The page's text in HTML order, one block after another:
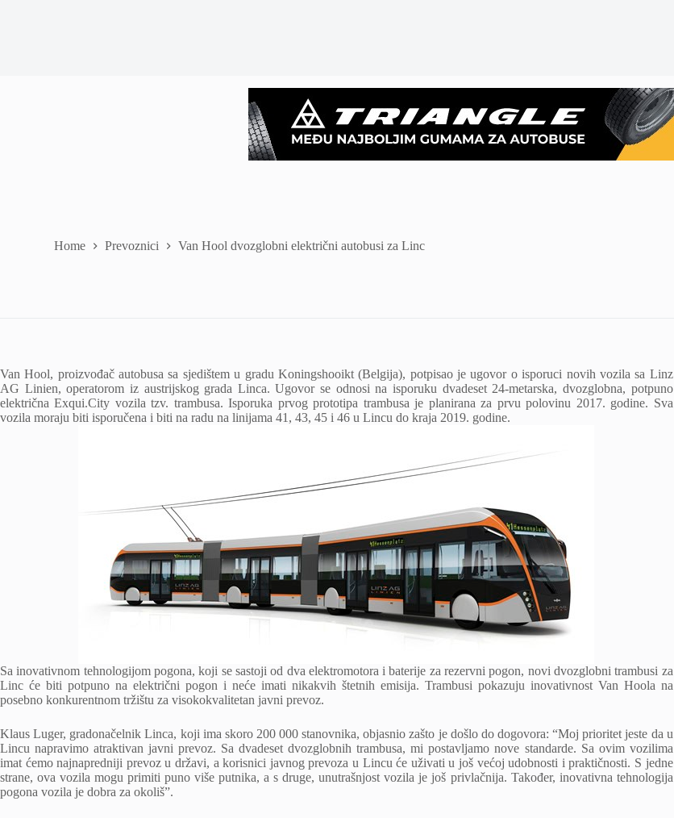
Home Prevoznici Van Hool dvozglobni električni autobusi za Linc
Van Hool, proizvođač autobusa sa sjedištem u gradu Koningshooikt (Belgija), potpisao je ugovor o isporuci novih vozila sa Linz
AG Linien, operatorom iz austrijskog grada Linca. Ugovor se odnosi na isporuku dvadeset 24-metarska, dvozglobna, potpuno
električna Exqui.City vozila tzv. trambusa. Isporuka prvog prototipa trambusa je planirana za prvu polovinu 2017. godine. Sva
vozila moraju biti isporučena i biti na radu na linijama 41, 43, 45 i 46 u Lincu do kraja 2019. godine.
Sa inovativnom tehnologijom pogona, koji se sastoji od dva elektromotora i baterije za rezervni pogon, novi dvozglobni trambusi za
Linc će biti potpuno na električni pogon i neće imati nikakvih štetnih emisija. Trambusi pokazuju inovativnost Van Hoola na
posebno konkurentnom tržištu za visokokvalitetan javni prevoz.
Klaus Luger, gradonačelnik Linca, koji ima skoro 200 000 stanovnika, objasnio zašto je došlo do dogovora: “Moj prioritet jeste da u
Lincu napravimo atraktivan javni prevoz. Sa dvadeset dvozglobnih trambusa, mi postavljamo nove standarde. Sa ovim vozilima
imat ćemo najnapredniji prevoz u državi, a korisnici javnog prevoza u Lincu će uživati ​​u još većoj udobnosti i praktičnosti. S jedne
strane, ova vozila mogu primiti puno više putnika, a s druge, unutrašnjost vozila je još privlačnija. Također, inovativna tehnologija
pogona vozila je dobra za okoliš”.